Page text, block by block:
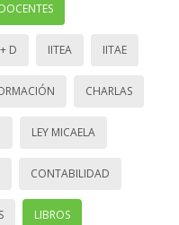
D IITEA IITAE
CHARLAS
LEY MICAELA
CONTABILIDAD
LIBROS